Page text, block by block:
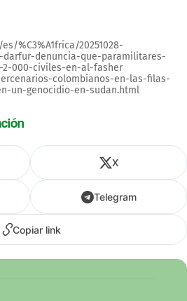
%C3%A1frica/20251028-
darfur-denuncia-que-paramilitares-
2-000-civiles-en-al-fasher
colombianos-en-las-filas-
un-genocidio-en-sudan.html
X
Telegram
Copiar link